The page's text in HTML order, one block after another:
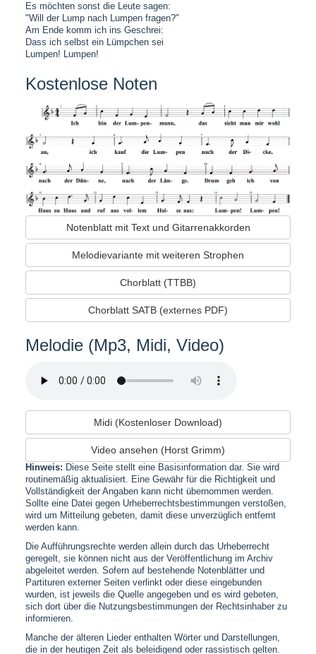
Es möchten sonst die Leute sagen:
"Will der Lump nach Lumpen fragen?"
Am Ende komm ich ins Geschrei:
Dass ich selbst ein Lümpchen sei
Lumpen! Lumpen!
Kostenlose Noten
Notenblatt mit Text und Gitarrenakkorden
Melodievariante mit weiteren Strophen
Chorblatt (TTBB)
Chorblatt SATB (externes PDF)
Melodie (Mp3, Midi, Video)
Midi (Kostenloser Download)
Video ansehen (Horst Grimm)
Hinweis: Diese Seite stellt eine Basisinformation dar. Sie wird
routinemäßig aktualisiert. Eine Gewähr für die Richtigkeit und
Vollständigkeit der Angaben kann nicht übernommen werden.
Sollte eine Datei gegen Urheberrechtsbestimmungen verstoßen,
wird um Mitteilung gebeten, damit diese unverzüglich entfernt
werden kann.
Die Aufführungsrechte werden allein durch das Urheberrecht
geregelt, sie können nicht aus der Veröffentlichung im Archiv
abgeleitet werden. Sofern auf bestehende Notenblätter und
Partituren externer Seiten verlinkt oder diese eingebunden
wurden, ist jeweils die Quelle angegeben und es wird gebeten,
sich dort über die Nutzungsbestimmungen der Rechtsinhaber zu
informieren.
Manche der älteren Lieder enthalten Wörter und Darstellungen,
die in der heutigen Zeit als beleidigend oder rassistisch gelten.